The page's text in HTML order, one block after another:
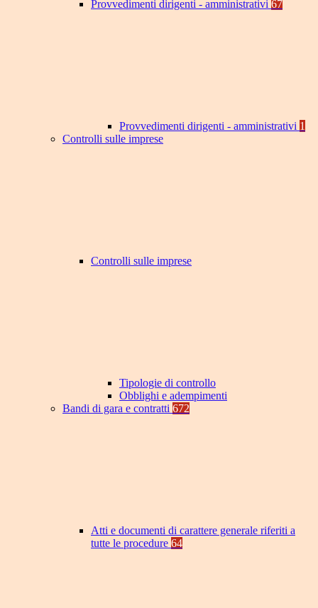
Provvedimenti dirigenti - amministrativi 67
Provvedimenti dirigenti - amministrativi 1
Controlli sulle imprese
Controlli sulle imprese
Tipologie di controllo
Obblighi e adempimenti
Bandi di gara e contratti 672
Atti e documenti di carattere generale riferiti a
tutte le procedure 64